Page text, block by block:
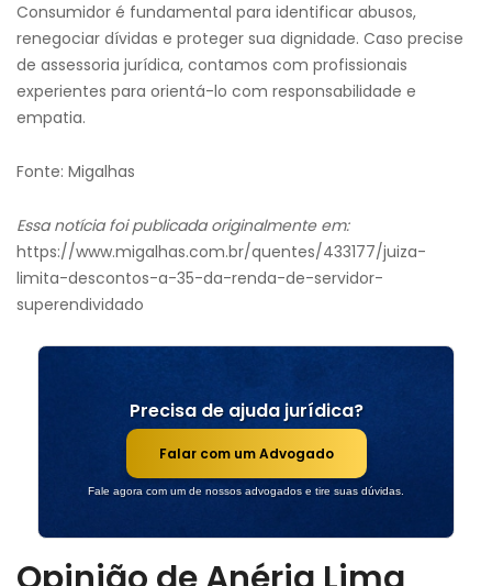
Consumidor é fundamental para identificar abusos,
renegociar dívidas e proteger sua dignidade. Caso precise
de assessoria jurídica, contamos com profissionais
experientes para orientá-lo com responsabilidade e
empatia.
Fonte: Migalhas
Essa notícia foi publicada originalmente em:
https://www.migalhas.com.br/quentes/433177/juiza-
limita-descontos-a-35-da-renda-de-servidor-
superendividado
Precisa de ajuda jurídica?
Falar com um Advogado
Fale agora com um de nossos advogados e tire suas dúvidas.